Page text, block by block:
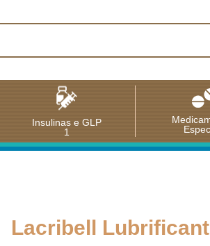
Insulinas e GLP
1
Lacribell